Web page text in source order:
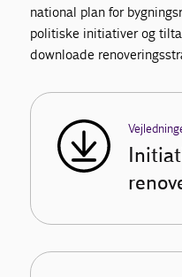
national plan for
politiske initiativer og
downloade